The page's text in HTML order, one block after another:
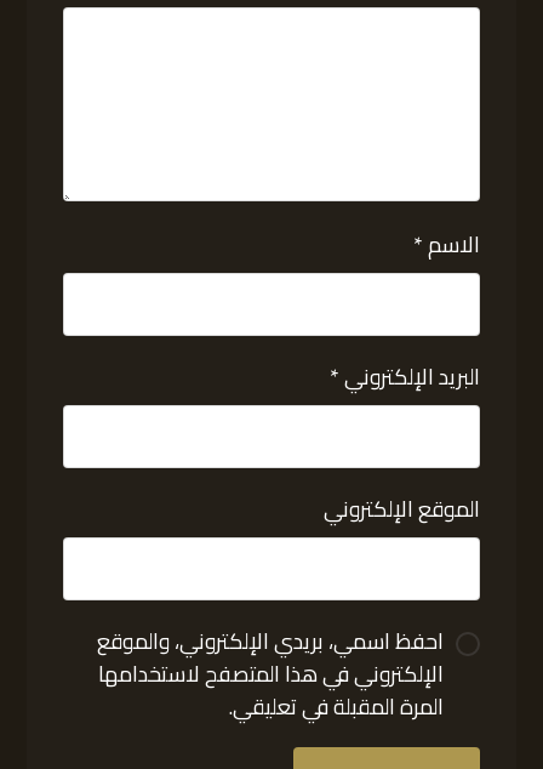
الاسم*
البريد الإلكتروني*
الموقع الإلكتروني
احفظ اسمي، بريدي الإلكتروني، والموقع
الإلكتروني في هذا المتصفح لاستخدامها
المرة المقبلة في تعليقي.